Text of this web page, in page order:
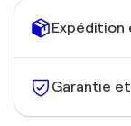
Expédition
Garantie